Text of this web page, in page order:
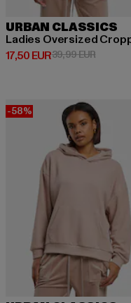
URBAN CLASSICS
17,50 EUR
Derzeitiger Preis: 17,50
39,99 EUR
-58%